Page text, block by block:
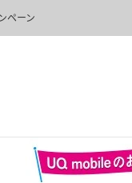
ペーン